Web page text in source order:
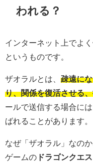
われる？
インターネット上でよ
というものです。
ザオラルとは、 疎遠に
り、関係を復活させる
ールで送信する場合に
ばれることがあります。
なぜ「ザオラル」なの
ゲームの ドラゴンクエス